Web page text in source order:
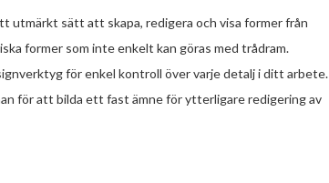
utmärkt sätt att skapa, redigera och visa former från
former som inte enkelt kan göras med trådram.
för enkel kontroll över varje detalj i ditt arbete.
för att bilda ett fast ämne för ytterligare redigering av